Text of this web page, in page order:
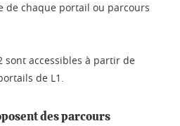
de chaque portail ou parcours
sont accessibles à partir de
de L1.
des parcours